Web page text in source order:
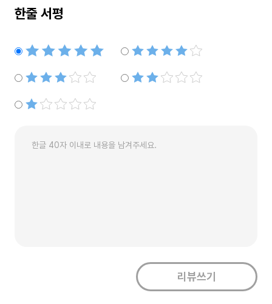
한줄 서평
별점5개 별점4개
별점3개 별점2개
별점1개